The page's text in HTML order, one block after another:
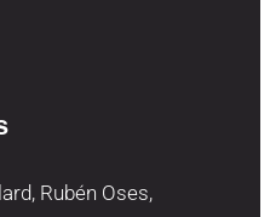
Rubén Oses,